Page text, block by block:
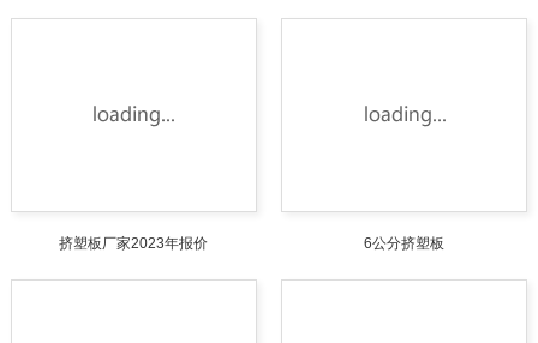
挤塑板厂家2023年报价 6公分挤塑板